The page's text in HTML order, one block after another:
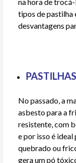
tipos de pastilha
desvantagens
No passado, a
asbesto para a
resistente, com
e por isso é ideal
quebrado ou
gera um pó